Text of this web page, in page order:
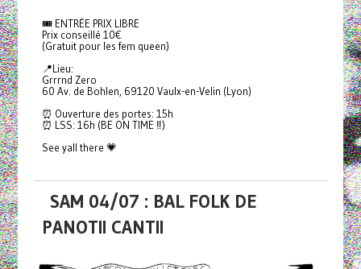
🎟️ ENTRÉE PRIX LIBRE
Prix conseillé 10€
(Gratuit pour les fem queen)
📍Lieu:
Grrrnd Zero
60 Av. de Bohlen, 69120 Vaulx-en-Velin (Lyon)
⏰ Ouverture des portes: 15h
⏰ LSS: 16h (BE ON TIME ‼️)
See yall there 💗
SAM 04/07 : BAL FOLK DE
PANOTII CANTII